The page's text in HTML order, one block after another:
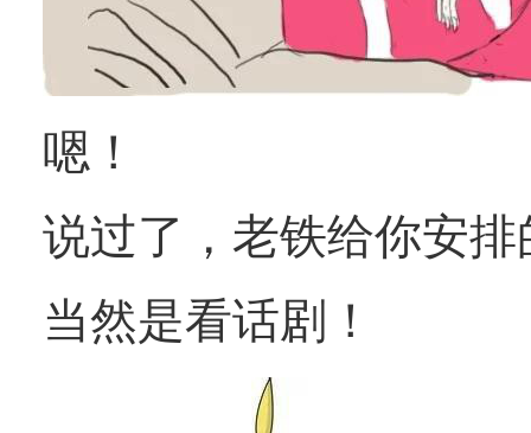
嗯！
说过了，老铁给你安
当然是看话剧！